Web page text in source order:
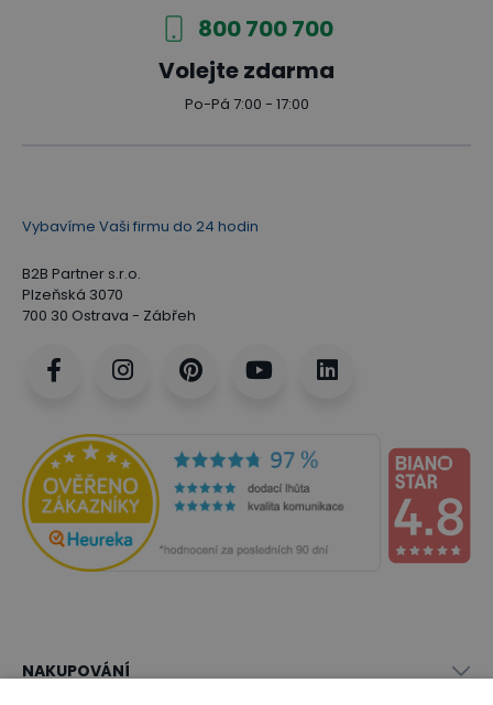
800 700 700
Volejte zdarma
Po-Pá 7:00 - 17:00
Vybavíme Vaši firmu do 24 hodin
B2B Partner s.r.o.
Plzeňská 3070
700 30 Ostrava - Zábřeh
NAKUPOVÁNÍ